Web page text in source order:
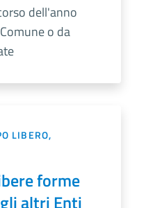
dell'anno
o da
LIBERO,
forme
altri Enti